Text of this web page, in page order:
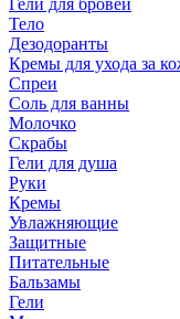
Гели для бровей
Тело
Дезодоранты
Кремы для ухода за
Спреи
Соль для ванны
Молочко
Скрабы
Гели для душа
Руки
Кремы
Увлажняющие
Защитные
Питательные
Бальзамы
Гели